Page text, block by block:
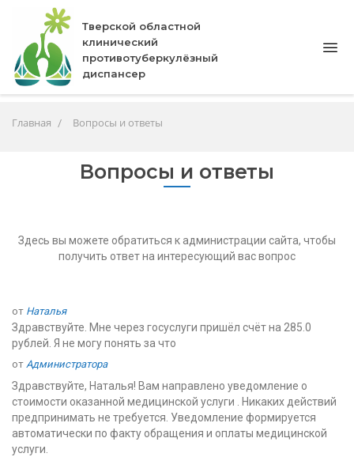
Тверской областной
клинический
противотуберкулёзный
диспансер
Главная Вопросы и ответы
Вопросы и ответы
Здесь вы можете обратиться к администрации сайта, чтобы
получить ответ на интересующий вас вопрос
от Наталья
Здравствуйте. Мне через госуслуги пришёл счёт на 285.0
рублей. Я не могу понять за что
от Администратора
Здравствуйте, Наталья! Вам направлено уведомление о
стоимости оказанной медицинской услуги . Никаких действий
предпринимать не требуется. Уведомление формируется
автоматически по факту обращения и оплаты медицинской
услуги.